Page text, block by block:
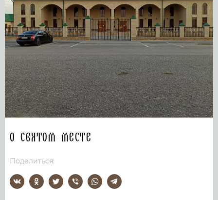
О святом месте
Поделиться: